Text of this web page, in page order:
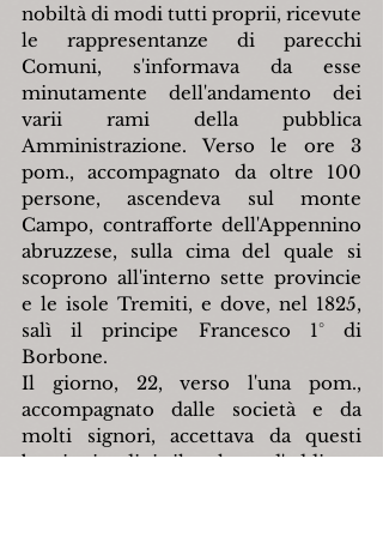
nobiltà di modi tutti proprii, ricevute
le rappresentanze di parecchi
Comuni, s'informava da esse
minutamente dell'andamento dei
varii rami della pubblica
Amministrazione. Verso le ore 3
pom., accompagnato da oltre 100
persone, ascendeva sul monte
Campo, contrafforte dell'Appennino
abruzzese, sulla cima del quale si
scoprono all'interno sette provincie
e le isole Tremiti, e dove, nel 1825,
salì il principe Francesco 1° di
Borbone.
Il giorno, 22, verso l'una pom.,
accompagnato dalle società e da
molti signori, accettava da questi
bravi cittadini il saluto d'addio e